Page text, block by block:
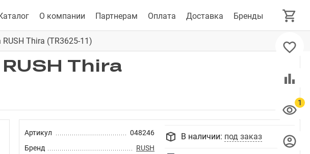
О компании Партнерам Оплата Доставка Бренды
Thira (TR3625-11)
Thira
Артикул
048246
Бренд
RUSH
В наличии: под заказ